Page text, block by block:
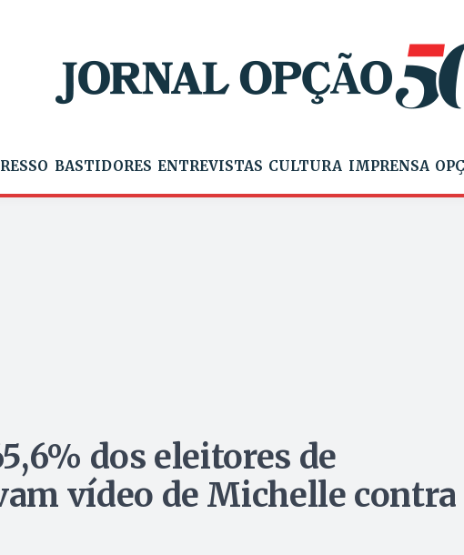
BASTIDORES ENTREVISTAS CULTURA IMPRENSA
dos eleitores de
vídeo de Michelle contra